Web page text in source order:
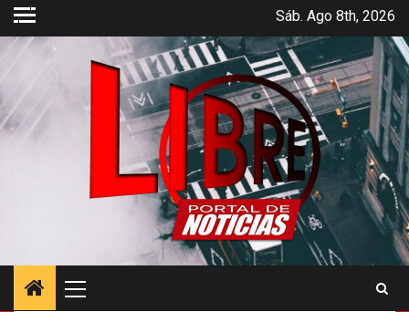
Saltar
contenido
Sáb. Ago 8th, 2026
principal